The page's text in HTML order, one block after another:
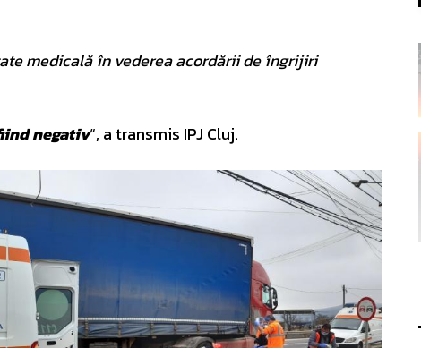
medicală în vederea acordării de îngrijiri
negativ“, a transmis IPJ Cluj.